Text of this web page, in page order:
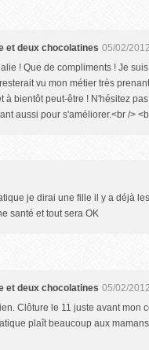
et deux chocolatines 05/02/
! Que de compliments ! Je
vu mon métier très
à bientôt peut-être ! N'hésitez
aussi pour s'améliorer.<br />
je dirai une fille il y a déjà
santé et tout sera OK
et deux chocolatines 05/02/
Clôture le 11 juste avant mon
plaît beaucoup aux